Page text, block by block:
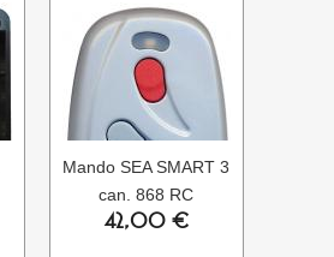
Mando SEA SMART 3
can. 868 RC
42,00 €